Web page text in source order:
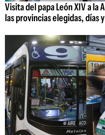
Visita del papa León XIV a
las provincias elegidas, días